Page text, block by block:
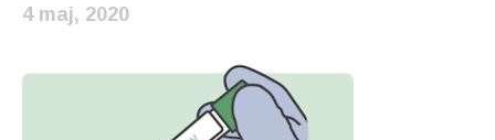
4 maj, 2020